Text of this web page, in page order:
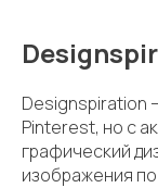
Designspiration
Pinterest, но с
графический
изображения